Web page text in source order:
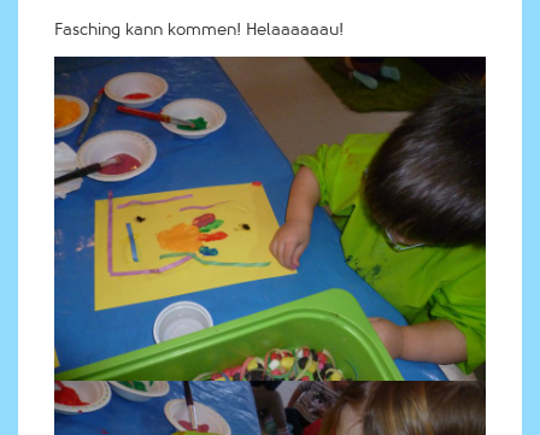
Fasching kann kommen! Helaaaaaau!